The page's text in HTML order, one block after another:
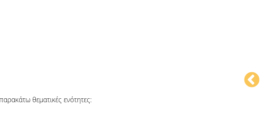
θεματικές ενότητες: